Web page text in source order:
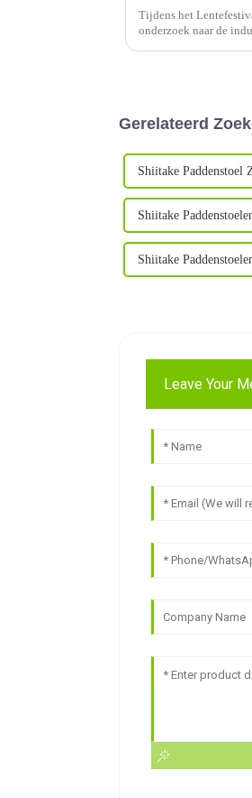
Tijdens het
onderzoek naar de
Gerelateerd
Shiitake Paddenstoel
Shiitake
Shiitake
Leave Your